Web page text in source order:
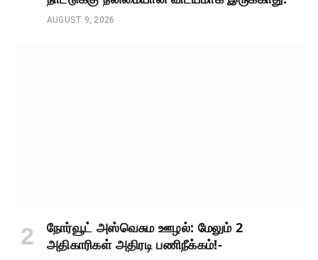
AUGUST 9, 2026
நோர்வூட் அஸ்வெசும ஊழல்: மேலும் 2
அதிகாரிகள் அதிரடி பணிநீக்கம்!-